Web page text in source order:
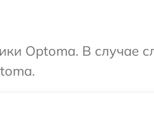
Optoma. В случае